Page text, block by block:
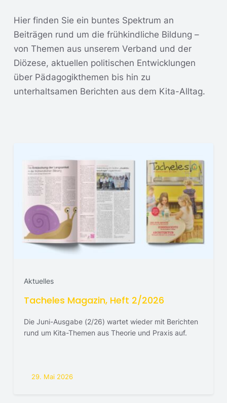
Hier finden Sie ein buntes Spektrum an
Beiträgen rund um die frühkindliche Bildung –
von Themen aus unserem Verband und der
Diözese, aktuellen politischen Entwicklungen
über Pädagogikthemen bis hin zu
unterhaltsamen Berichten aus dem Kita-Alltag.
Aktuelles
Tacheles Magazin, Heft 2/2026
Die Juni-Ausgabe (2/26) wartet wieder mit Berichten
rund um Kita-Themen aus Theorie und Praxis auf.
29. Mai 2026